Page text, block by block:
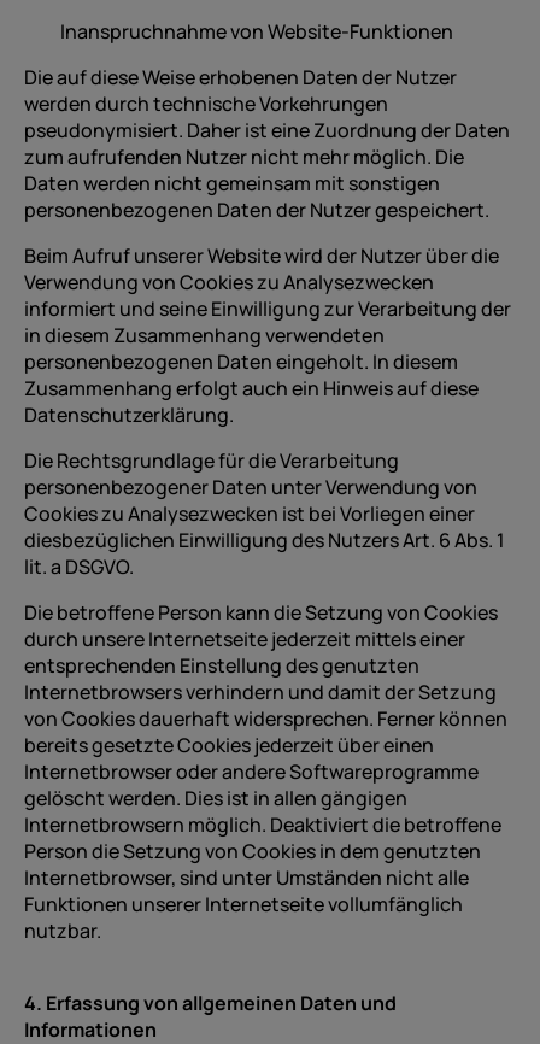
Inanspruchnahme von Website-Funktionen
Die auf diese Weise erhobenen Daten der Nutzer
werden durch technische Vorkehrungen
pseudonymisiert. Daher ist eine Zuordnung der Daten
zum aufrufenden Nutzer nicht mehr möglich. Die
Daten werden nicht gemeinsam mit sonstigen
personenbezogenen Daten der Nutzer gespeichert.
Beim Aufruf unserer Website wird der Nutzer über die
Verwendung von Cookies zu Analysezwecken
informiert und seine Einwilligung zur Verarbeitung der
in diesem Zusammenhang verwendeten
personenbezogenen Daten eingeholt. In diesem
Zusammenhang erfolgt auch ein Hinweis auf diese
Datenschutzerklärung.
Die Rechtsgrundlage für die Verarbeitung
personenbezogener Daten unter Verwendung von
Cookies zu Analysezwecken ist bei Vorliegen einer
diesbezüglichen Einwilligung des Nutzers Art. 6 Abs. 1
lit. a DSGVO.
Die betroffene Person kann die Setzung von Cookies
durch unsere Internetseite jederzeit mittels einer
entsprechenden Einstellung des genutzten
Internetbrowsers verhindern und damit der Setzung
von Cookies dauerhaft widersprechen. Ferner können
bereits gesetzte Cookies jederzeit über einen
Internetbrowser oder andere Softwareprogramme
gelöscht werden. Dies ist in allen gängigen
Internetbrowsern möglich. Deaktiviert die betroffene
Person die Setzung von Cookies in dem genutzten
Internetbrowser, sind unter Umständen nicht alle
Funktionen unserer Internetseite vollumfänglich
nutzbar.
4. Erfassung von allgemeinen Daten und
Informationen